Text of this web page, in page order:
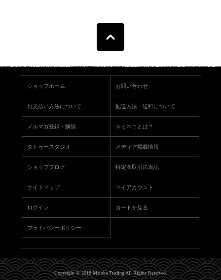
ショップホーム お問い合わせ
お支払い方法について 配送方法・送料について
メルマガ登録・解除 スミネコとは？
タトゥースタジオ メディア掲載情報
ショップブログ 特定商取引法表記
サイトマップ マイアカウント
ログイン カートを見る
プライバシーポリシー
Copyright © 2018 Matoba Trading All Rights Reserved.